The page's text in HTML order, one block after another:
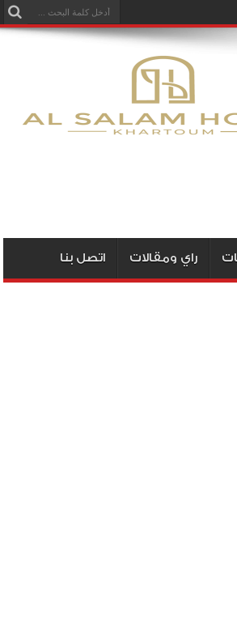
راي ومقالات اتصل بنا